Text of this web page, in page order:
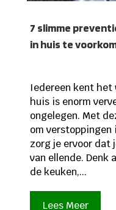
7 slimme
in huis te
Iedereen kent het
huis is enorm
ongelegen. Met
om verstoppingen
zorg je ervoor dat
van ellende. Denk
de keuken,...
Lees Meer